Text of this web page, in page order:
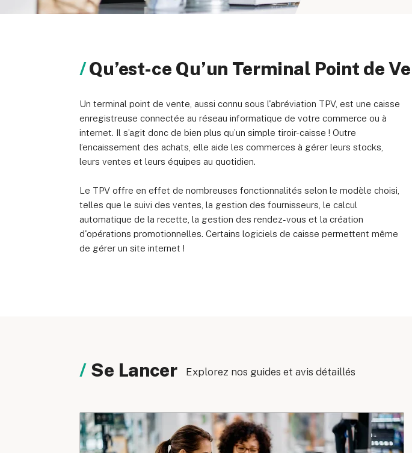
Qu’est-ce Qu’un Terminal Point de
Un terminal point de vente, aussi connu sous l'abréviation TPV, est une caisse
enregistreuse connectée au réseau informatique de votre commerce ou à
internet. Il s’agit donc de bien plus qu’un simple tiroir-caisse ! Outre
l’encaissement des achats, elle aide les commerces à gérer leurs stocks,
leurs ventes et leurs équipes au quotidien.
Le TPV offre en effet de nombreuses fonctionnalités selon le modèle choisi,
telles que le suivi des ventes, la gestion des fournisseurs, le calcul
automatique de la recette, la gestion des rendez-vous et la création
d'opérations promotionnelles. Certains logiciels de caisse permettent même
de gérer un site internet !
Se Lancer Explorez nos guides et avis détaillés
© 2026 Marketing VF Ltd. Tous droits réservés.